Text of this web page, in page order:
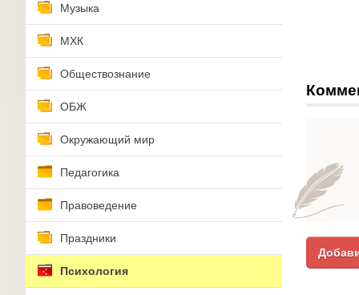
Музыка
МХК
Обществознание
ОБЖ
Окружающий мир
Педагогика
Правоведение
Праздники
Психология